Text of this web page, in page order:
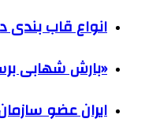
انواع قاب بندی
«بارش شهابی
ایران عضو